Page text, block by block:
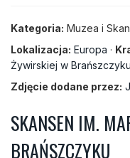
Kategoria: Muzea i
Lokalizacja: Europa ·
Żywirskiej w Brańszczyku
Zdjęcie dodane przez:
SKANSEN IM.
BRAŃSZCZYKU